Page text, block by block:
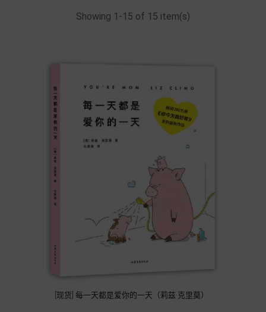
Showing 1-15 of 15 item(s)
[现货] 每一天都是爱你的一天（莉兹·克里莫）